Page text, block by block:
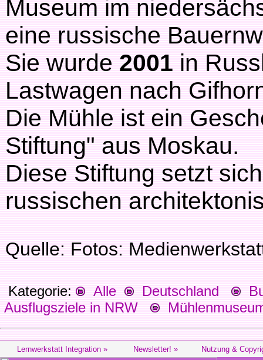
Museum im
eine russische
Sie wurde2001in
Lastwagen nach
Die Mühle ist ein
Stiftung" aus Moskau.
Diese Stiftung setzt
russischen
Quelle: Fotos:
Kategorie: Alle Deutschland
Ausflugsziele in NRW
Lernwerkstatt Integration » Newsletter! » Nutzung &